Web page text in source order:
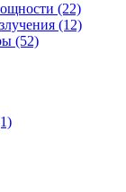
(22)
(12)
(52)